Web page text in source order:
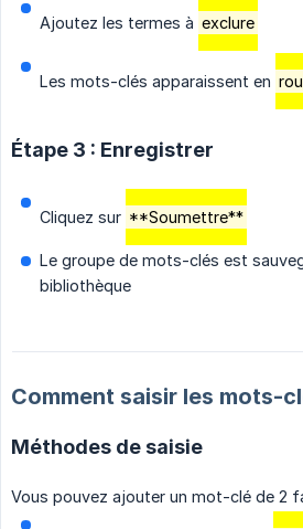
Ajoutez les termes à exclure
Les mots-clés apparaissent en
Étape 3 : Enregistrer
Cliquez sur **Soumettre**
Le groupe de mots-clés est
bibliothèque
Comment saisir les mots-
Méthodes de saisie
Vous pouvez ajouter un mot-clé de 2